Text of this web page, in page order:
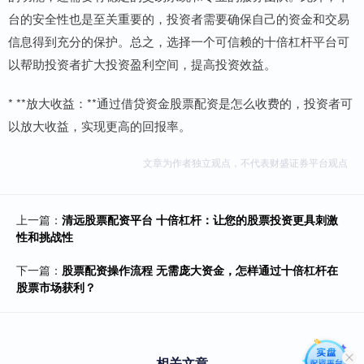
台的安全性也是至关重要的，投资者需要确保自己的资金和交易
信息得到充分的保护。总之，选择一个可信赖的十倍杠杆平台可
以帮助投资者扩大投资盈利空间，提高投资效益。
* **放大收益：**通过借贷资金股票配资是怎么收费的，投资者可
以放大收益，实现更高的回报率。
文章为作者独立观点，不代表财盛证券平台观点
上一篇： 清远股票配资平台 十倍杠杆：让您的股票投资更具刺激
性和挑战性
下一篇： 股票配资操作流程 无需庞大资金，怎样通过十倍杠杆在
股票市场获利？